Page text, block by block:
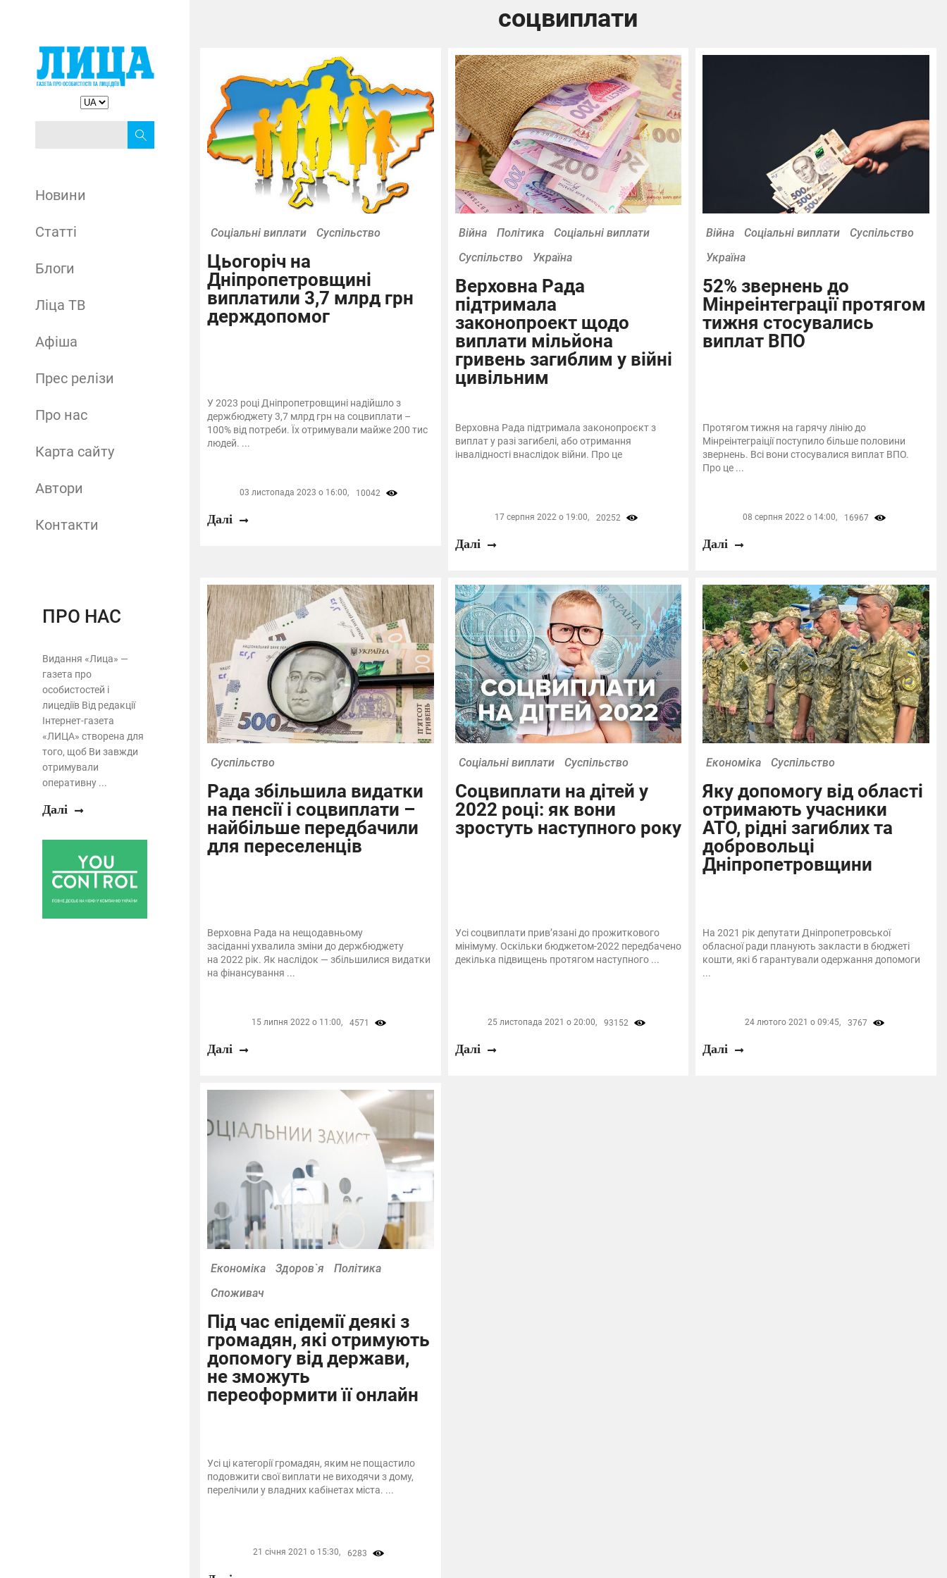
Новини
Статті
Блоги
Ліца ТВ
Афіша
Прес релізи
Про нас
Карта сайту
Автори
Контакти
ПРО НАС
Видання «Лица» —
газета про
особистостей і
лицедіїв Від редакції
Інтернет-газета
«ЛИЦА» створена для
того, щоб Ви завжди
отримували
оперативну ...
Далі
соцвиплати
Соціальні виплати Суспільство
Цьогоріч на
Дніпропетровщині
виплатили 3,7 млрд грн
держдопомог
У 2023 році Дніпропетровщині надійшло з
держбюджету 3,7 млрд грн на соцвиплати –
100% від потреби. Їх отримували майже 200 тис
людей. ...
03 листопада 2023 о 16:00, 10042
Далі
Війна Політика
Соціальні виплати
Суспільство
Україна
Верховна Рада
підтримала
законопроект щодо
виплати мільйона
гривень загиблим у війні
цивільним
Верховна Рада підтримала законопроєкт з
виплат у разі загибелі, або отримання
інвалідності внаслідок війни. Про це
17 серпня 2022 о 19:00, 20252
Далі
Війна Соціальні виплати
Суспільство
Україна
52% звернень до
Мінреінтеграції протягом
тижня стосувались
виплат ВПО
Протягом тижня на гарячу лінію до
Мінреінтеграіції поступило більше половини
звернень. Всі вони стосувалися виплат ВПО.
Про це ...
08 серпня 2022 о 14:00, 16967
Далі
Суспільство
Рада збільшила видатки
на пенсії і соцвиплати –
найбільше передбачили
для переселенців
Верховна Рада на нещодавньому
засіданні ухвалила зміни до держбюджету
на 2022 рік. Як наслідок — збільшилися видатки
на фінансування ...
15 липня 2022 о 11:00, 4571
Далі
Соціальні виплати Суспільство
Соцвиплати на дітей у
2022 році: як вони
зростуть наступного року
Усі соцвиплати прив’язані до прожиткового
мінімуму. Оскільки бюджетом-2022 передбачено
декілька підвищень протягом наступного ...
25 листопада 2021 о 20:00, 93152
Далі
Економіка Суспільство
Яку допомогу від області
отримають учасники
АТО, рідні загиблих та
добровольці
Дніпропетровщини
На 2021 рік депутати Дніпропетровської
обласної ради планують закласти в бюджеті
кошти, які б гарантували одержання допомоги
...
24 лютого 2021 о 09:45, 3767
Далі
Економіка Здоров`я
Політика
Споживач
Під час епідемії деякі з
громадян, які отримують
допомогу від держави,
не зможуть
переоформити її онлайн
Усі ці категорії громадян, яким не пощастило
подовжити свої виплати не виходячи з дому,
перелічили у владних кабінетах міста. ...
21 січня 2021 о 15:30, 6283